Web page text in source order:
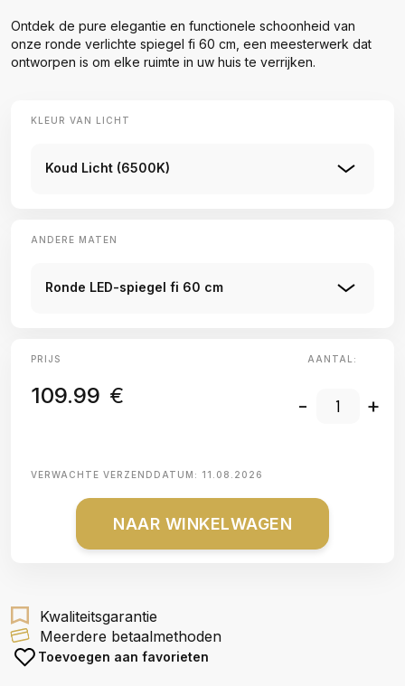
Ontdek de pure elegantie en functionele schoonheid van
onze ronde verlichte spiegel fi 60 cm, een meesterwerk dat
ontworpen is om elke ruimte in uw huis te verrijken.
KLEUR VAN LICHT
Koud Licht (6500K)
ANDERE MATEN
Ronde LED-spiegel fi 60 cm
PRIJS
109.99 €
AANTAL:
- +
VERWACHTE VERZENDDATUM: 11.08.2026
NAAR WINKELWAGEN
Kwaliteitsgarantie
Meerdere betaalmethoden
Toevoegen aan favorieten